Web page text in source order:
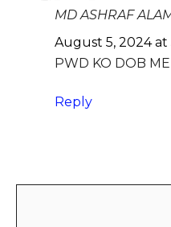
MD ASHRAF
August 5, 2024 at
PWD KO DOB
Reply